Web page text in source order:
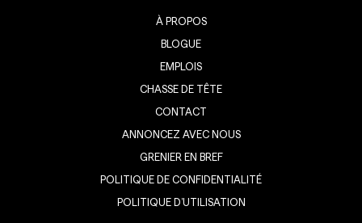
À PROPOS
BLOGUE
EMPLOIS
CHASSE DE TÊTE
CONTACT
ANNONCEZ AVEC NOUS
GRENIER EN BREF
POLITIQUE DE CONFIDENTIALITÉ
POLITIQUE D’UTILISATION